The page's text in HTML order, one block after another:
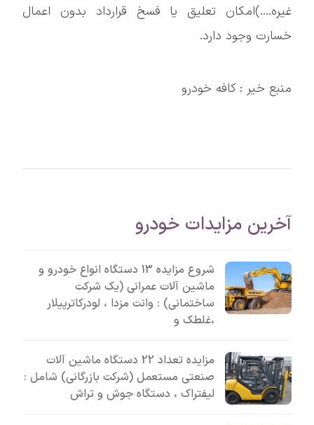
غیره....)امکان تعلیق یا فسخ قرارداد بدون اعمال
خسارت وجود دارد.
منبع خیر : کافه خودرو
آخرین مزایدات خودرو
شروع مزایده 13 دستگاه انواع خودرو و
ماشین آلات عمرانی (یک شرکت
ساختمانی) : وانت مزدا ، لودرکاترپیلار
،غلطک و
مزایده تعداد 22 دستگاه ماشین آلات
صنعتی مستعمل (شرکت بازرگانی) شامل :
لیفتراک ، دستگاه جوش و تراش